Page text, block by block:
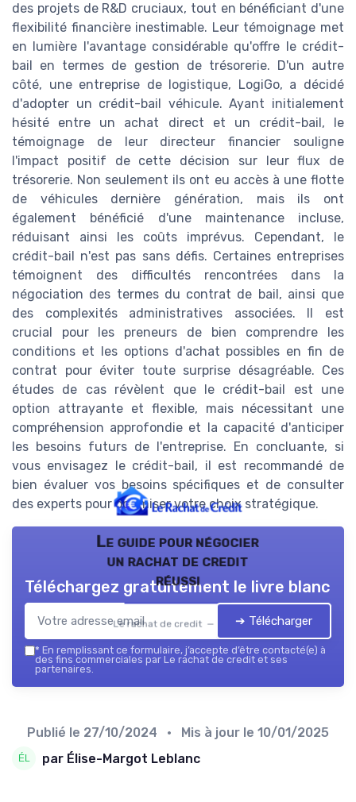
des projets de R&D cruciaux, tout en bénéficiant d'une
flexibilité financière inestimable. Leur témoignage met
en lumière l'avantage considérable qu'offre le crédit-
bail en termes de gestion de trésorerie. D'un autre
côté, une entreprise de logistique, LogiGo, a décidé
d'adopter un crédit-bail véhicule. Ayant initialement
hésité entre un achat direct et un crédit-bail, le
témoignage de leur directeur financier souligne
l'impact positif de cette décision sur leur flux de
trésorerie. Non seulement ils ont eu accès à une flotte
de véhicules dernière génération, mais ils ont
également bénéficié d'une maintenance incluse,
réduisant ainsi les coûts imprévus. Cependant, le
crédit-bail n'est pas sans défis. Certaines entreprises
témoignent des difficultés rencontrées dans la
négociation des termes du contrat de bail, ainsi que
des complexités administratives associées. Il est
crucial pour les preneurs de bien comprendre les
conditions et les options d'achat possibles en fin de
contrat pour éviter toute surprise désagréable. Ces
études de cas révèlent que le crédit-bail est une
option attrayante et flexible, mais nécessitant une
compréhension approfondie et la capacité d'anticiper
les besoins futurs de l'entreprise. En concluante, si
vous envisagez le crédit-bail, il est recommandé de
bien évaluer vos besoins spécifiques et de consulter
des experts pour optimiser votre choix stratégique.
Le guide pour négocier
un rachat de credit
réussi
Le rachat de credit — 2026
Téléchargez gratuitement le livre blanc
➔ Télécharger
* En remplissant ce formulaire, j’accepte d’être contacté(e) à
des fins commerciales par Le rachat de credit et ses
partenaires.
Publié le 27/10/2024 • Mis à jour le 10/01/2025
par Élise-Margot Leblanc